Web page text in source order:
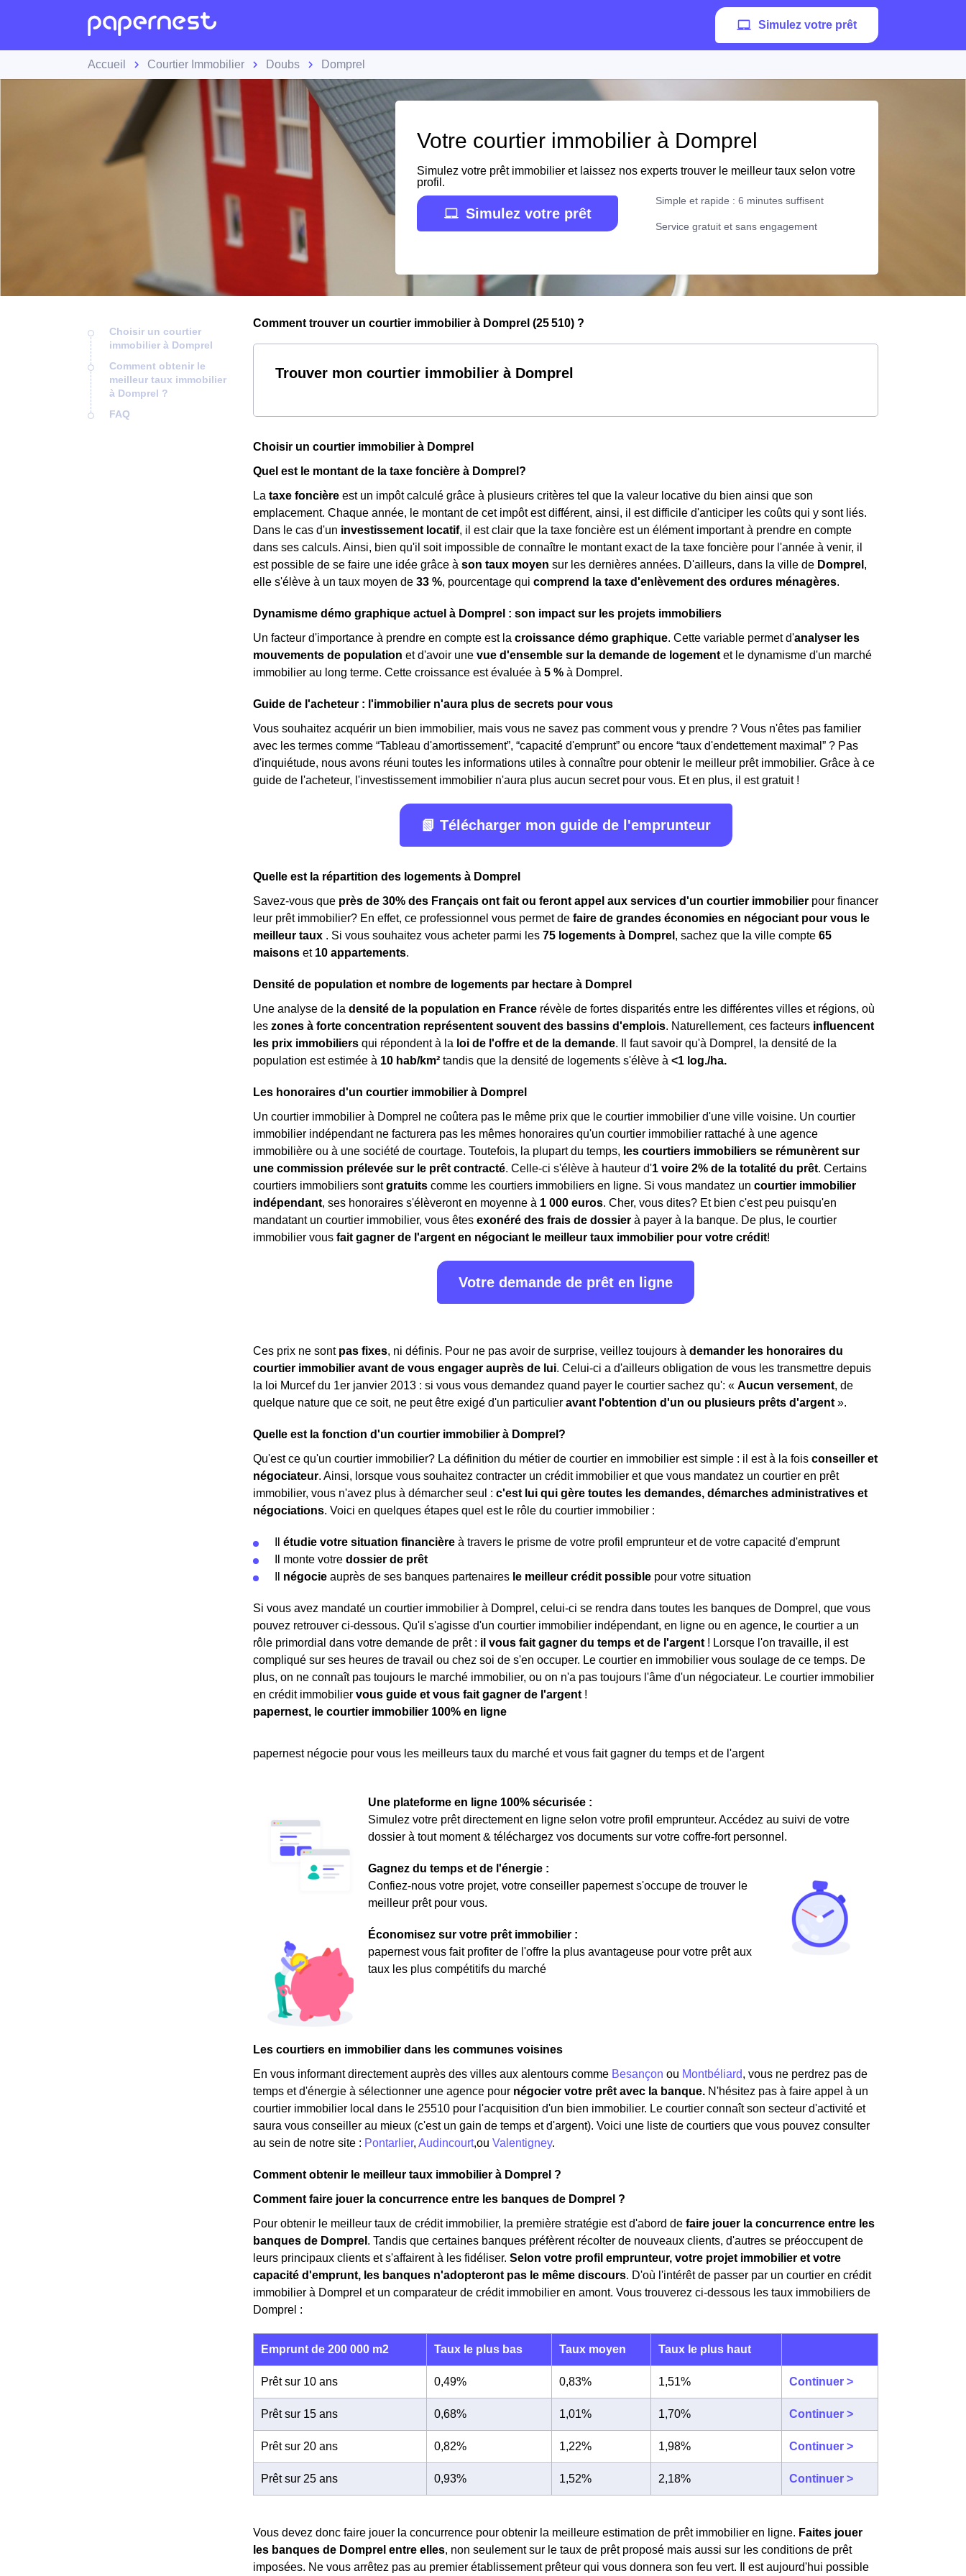
Simulez votre prêt
Accueil Courtier Immobilier Doubs Domprel
Votre courtier immobilier à Domprel
Simulez votre prêt immobilier et laissez nos experts trouver le meilleur taux selon votre
profil.
Simulez votre prêt
Simple et rapide : 6 minutes suffisent
Service gratuit et sans engagement
Choisir un courtier
immobilier à Domprel
Comment obtenir le
meilleur taux immobilier
à Domprel ?
FAQ
Comment trouver un courtier immobilier à Domprel (25 510) ?
Trouver mon courtier immobilier à Domprel
Choisir un courtier immobilier à Domprel
Quel est le montant de la taxe foncière à Domprel?
La taxe foncière est un impôt calculé grâce à plusieurs critères tel que la valeur locative du bien ainsi que son
emplacement. Chaque année, le montant de cet impôt est différent, ainsi, il est difficile d'anticiper les coûts qui y sont liés.
Dans le cas d'un investissement locatif, il est clair que la taxe foncière est un élément important à prendre en compte
dans ses calculs. Ainsi, bien qu'il soit impossible de connaître le montant exact de la taxe foncière pour l'année à venir, il
est possible de se faire une idée grâce à son taux moyen sur les dernières années. D'ailleurs, dans la ville de Domprel ,
elle s'élève à un taux moyen de 33 %, pourcentage qui comprend la taxe d'enlèvement des ordures ménagères.
Dynamisme démo graphique actuel à Domprel : son impact sur les projets immobiliers
Un facteur d'importance à prendre en compte est la croissance démo graphique. Cette variable permet d'analyser les
mouvements de population et d'avoir une vue d'ensemble sur la demande de logement et le dynamisme d'un marché
immobilier au long terme. Cette croissance est évaluée à 5 % à Domprel.
Guide de l'acheteur : l'immobilier n'aura plus de secrets pour vous
Vous souhaitez acquérir un bien immobilier, mais vous ne savez pas comment vous y prendre ? Vous n'êtes pas familier
avec les termes comme “Tableau d'amortissement”, “capacité d'emprunt” ou encore “taux d'endettement maximal” ? Pas
d'inquiétude, nous avons réuni toutes les informations utiles à connaître pour obtenir le meilleur prêt immobilier. Grâce à ce
guide de l'acheteur, l'investissement immobilier n'aura plus aucun secret pour vous. Et en plus, il est gratuit !
📗 Télécharger mon guide de l'emprunteur
Quelle est la répartition des logements à Domprel
Savez-vous que près de 30% des Français ont fait ou feront appel aux services d'un courtier immobilier pour financer
leur prêt immobilier? En effet, ce professionnel vous permet de faire de grandes économies en négociant pour vous le
meilleur taux . Si vous souhaitez vous acheter parmi les 75 logements à Domprel , sachez que la ville compte 65
maisons et 10 appartements.
Densité de population et nombre de logements par hectare à Domprel
Une analyse de la densité de la population en France révèle de fortes disparités entre les différentes villes et régions, où
les zones à forte concentration représentent souvent des bassins d'emplois. Naturellement, ces facteurs influencent
les prix immobiliers qui répondent à la loi de l'offre et de la demande. Il faut savoir qu'à Domprel, la densité de la
population est estimée à 10 hab/km² tandis que la densité de logements s'élève à <1 log./ha.
Les honoraires d'un courtier immobilier à Domprel
Un courtier immobilier à Domprel ne coûtera pas le même prix que le courtier immobilier d'une ville voisine. Un courtier
immobilier indépendant ne facturera pas les mêmes honoraires qu'un courtier immobilier rattaché à une agence
immobilière ou à une société de courtage. Toutefois, la plupart du temps, les courtiers immobiliers se rémunèrent sur
une commission prélevée sur le prêt contracté. Celle-ci s'élève à hauteur d'1 voire 2% de la totalité du prêt. Certains
courtiers immobiliers sontgratuits comme les courtiers immobiliers en ligne. Si vous mandatez un courtier immobilier
indépendant, ses honoraires s'élèveront en moyenne à 1 000 euros. Cher, vous dites? Et bien c'est peu puisqu'en
mandatant un courtier immobilier, vous êtes exonéré des frais de dossier à payer à la banque. De plus, le courtier
immobilier vous fait gagner de l'argent en négociant le meilleur taux immobilier pour votre crédit!
Votre demande de prêt en ligne
Ces prix ne sont pas fixes, ni définis. Pour ne pas avoir de surprise, veillez toujours à demander les honoraires du
courtier immobilier avant de vous engager auprès de lui. Celui-ci a d'ailleurs obligation de vous les transmettre depuis
la loi Murcef du 1er janvier 2013 : si vous vous demandez quand payer le courtier sachez qu': « Aucun versement, de
quelque nature que ce soit, ne peut être exigé d'un particulier avant l'obtention d'un ou plusieurs prêts d'argent ».
Quelle est la fonction d'un courtier immobilier à Domprel?
Qu'est ce qu'un courtier immobilier? La définition du métier de courtier en immobilier est simple : il est à la fois conseiller et
négociateur. Ainsi, lorsque vous souhaitez contracter un crédit immobilier et que vous mandatez un courtier en prêt
immobilier, vous n'avez plus à démarcher seul : c'est lui qui gère toutes les demandes, démarches administratives et
négociations. Voici en quelques étapes quel est le rôle du courtier immobilier :
étudie votre situation financière à travers le prisme de votre profil emprunteur et de votre capacité d'emprunt
Il monte votre dossier de prêt
négocie auprès de ses banques partenaires le meilleur crédit possible pour votre situation
Si vous avez mandaté un courtier immobilier à Domprel, celui-ci se rendra dans toutes les banques de Domprel, que vous
pouvez retrouver ci-dessous. Qu'il s'agisse d'un courtier immobilier indépendant, en ligne ou en agence, le courtier a un
rôle primordial dans votre demande de prêt : il vous fait gagner du temps et de l'argent ! Lorsque l'on travaille, il est
compliqué sur ses heures de travail ou chez soi de s'en occuper. Le courtier en immobilier vous soulage de ce temps. De
plus, on ne connaît pas toujours le marché immobilier, ou on n'a pas toujours l'âme d'un négociateur. Le courtier immobilier
en crédit immobilier vous guide et vous fait gagner de l'argent !
papernest, le courtier immobilier 100% en ligne
papernest négocie pour vous les meilleurs taux du marché et vous fait gagner du temps et de l'argent
Une plateforme en ligne 100% sécurisée :
Simulez votre prêt directement en ligne selon votre profil emprunteur. Accédez au suivi de votre
dossier à tout moment & téléchargez vos documents sur votre coffre-fort personnel.
Gagnez du temps et de l'énergie :
Confiez-nous votre projet, votre conseiller papernest s'occupe de trouver le
meilleur prêt pour vous.
Économisez sur votre prêt immobilier :
papernest vous fait profiter de l'offre la plus avantageuse pour votre prêt aux
taux les plus compétitifs du marché
Les courtiers en immobilier dans les communes voisines
En vous informant directement auprès des villes aux alentours comme Besançon ou Montbéliard, vous ne perdrez pas de
temps et d'énergie à sélectionner une agence pour négocier votre prêt avec la banque. N'hésitez pas à faire appel à un
courtier immobilier local dans le 25510 pour l'acquisition d'un bien immobilier. Le courtier connaît son secteur d'activité et
saura vous conseiller au mieux (c'est un gain de temps et d'argent). Voici une liste de courtiers que vous pouvez consulter
au sein de notre site : Pontarlier, Audincourt,ou Valentigney.
Comment obtenir le meilleur taux immobilier à Domprel ?
Comment faire jouer la concurrence entre les banques de Domprel ?
Pour obtenir le meilleur taux de crédit immobilier, la première stratégie est d'abord de faire jouer la concurrence entre les
banques de Domprel . Tandis que certaines banques préfèrent récolter de nouveaux clients, d'autres se préoccupent de
leurs principaux clients et s'affairent à les fidéliser. Selon votre profil emprunteur, votre projet immobilier et votre
capacité d'emprunt, les banques n'adopteront pas le même discours. D'où l'intérêt de passer par un courtier en crédit
immobilier à Domprel et un comparateur de crédit immobilier en amont. Vous trouverez ci-dessous les taux immobiliers de
Domprel :
Emprunt de 200 000 m2 Taux le plus bas Taux moyen Taux le plus haut
Prêt sur 10 ans 0,49% 0,83% 1,51% Continuer >
Prêt sur 15 ans 0,68% 1,01% 1,70% Continuer >
Prêt sur 20 ans 0,82% 1,22% 1,98% Continuer >
Prêt sur 25 ans 0,93% 1,52% 2,18% Continuer >
Vous devez donc faire jouer la concurrence pour obtenir la meilleure estimation de prêt immobilier en ligne. Faites jouer
les banques de Domprel entre elles, non seulement sur le taux de prêt proposé mais aussi sur les conditions de prêt
imposées. Ne vous arrêtez pas au premier établissement prêteur qui vous donnera son feu vert. Il est aujourd'hui possible